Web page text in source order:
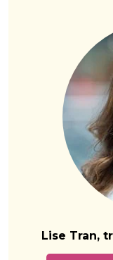
Lise Tran,